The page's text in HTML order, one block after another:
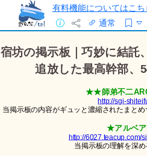
有料機能についてはこち
通常